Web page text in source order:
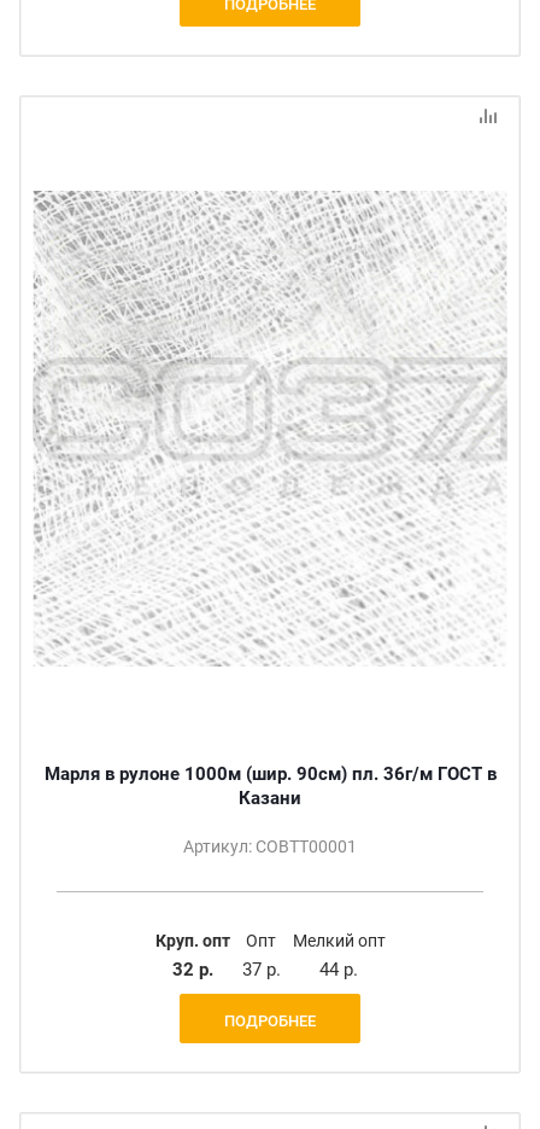
ПОДРОБНЕЕ
Марля в рулоне 1000м (шир. 90см) пл. 36г/м ГОСТ в
Казани
Артикул: СОВТТ00001
Круп. опт
32 р.
Опт
37 р.
Мелкий опт
44 р.
ПОДРОБНЕЕ